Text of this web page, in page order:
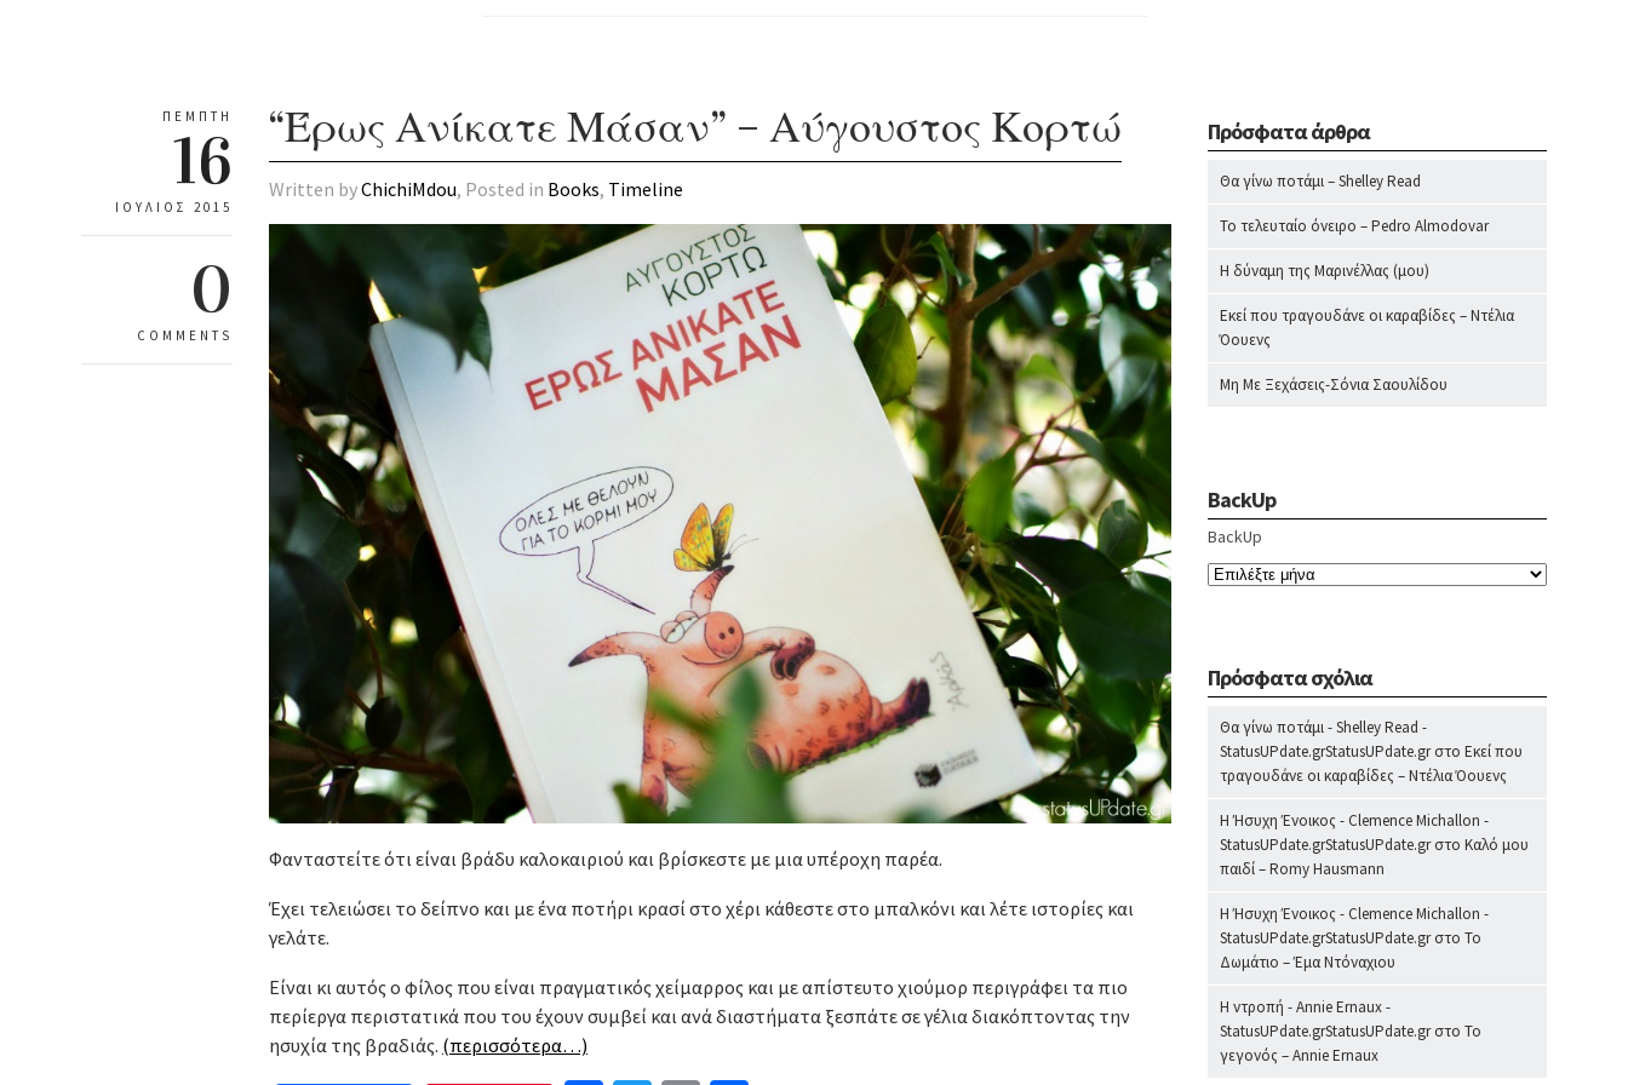
ΠΈΜΠΤΗ
16
ΙΟΎΛΙΟΣ 2015
0
COMMENTS
“Έρως Ανίκατε Μάσαν” – Αύγουστος Κορτώ
Written byChichiMdou, Posted in Books, Timeline
Φανταστείτε ότι είναι βράδυ καλοκαιριού και βρίσκεστε με μια υπέροχη παρέα.
Έχει τελειώσει το δείπνο και με ένα ποτήρι κρασί στο χέρι κάθεστε στο μπαλκόνι και λέτε ιστορίες και
γελάτε.
Είναι κι αυτός ο φίλος που είναι πραγματικός χείμαρρος και με απίστευτο χιούμορ περιγράφει τα πιο
περίεργα περιστατικά που του έχουν συμβεί και ανά διαστήματα ξεσπάτε σε γέλια διακόπτοντας την
ησυχία της βραδιάς. (περισσότερα…)
Πρόσφατα άρθρα
Θα γίνω ποτάμι – Shelley Read
Το τελευταίο όνειρο – Pedro Almodovar
Η δύναμη της Μαρινέλλας (μου)
Εκεί που τραγουδάνε οι καραβίδες – Ντέλια
Όουενς
Μη Με Ξεχάσεις-Σόνια Σαουλίδου
BackUp
BackUp
Πρόσφατα σχόλια
Θα γίνω ποτάμι - Shelley Read -
StatusUPdate.grStatusUPdate.grστο Εκεί που
τραγουδάνε οι καραβίδες – Ντέλια Όουενς
Η Ήσυχη Ένοικος - Clemence Michallon -
StatusUPdate.grStatusUPdate.grστο Καλό μου
παιδί – Romy Hausmann
Η Ήσυχη Ένοικος - Clemence Michallon -
StatusUPdate.grStatusUPdate.grστο Το
Δωμάτιο – Έμα Ντόναχιου
Η ντροπή - Annie Ernaux -
StatusUPdate.grStatusUPdate.grστο Το
γεγονός – Annie Ernaux